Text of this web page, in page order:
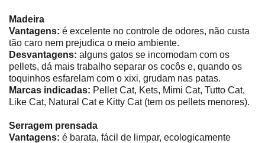
Madeira
Vantagens: é excelente no controle de odores, não custa
tão caro nem prejudica o meio ambiente.
Desvantagens: alguns gatos se incomodam com os
pellets, dá mais trabalho separar os cocôs e, quando os
toquinhos esfarelam com o xixi, grudam nas patas.
Marcas indicadas: Pellet Cat, Kets, Mimi Cat, Tutto Cat,
Like Cat, Natural Cat e Kitty Cat (tem os pellets menores).
Serragem prensada
Vantagens: é barata, fácil de limpar, ecologicamente